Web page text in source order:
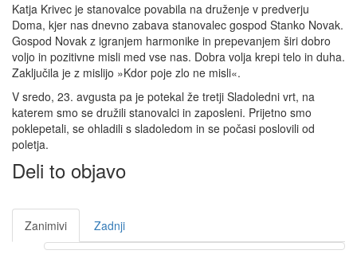
Katja Krivec je stanovalce povabila na druženje v predverju
Doma, kjer nas dnevno zabava stanovalec gospod Stanko Novak.
Gospod Novak z igranjem harmonike in prepevanjem širi dobro
voljo in pozitivne misli med vse nas. Dobra volja krepi telo in duha.
Zaključila je z mislijo »Kdor poje zlo ne misli«.
V sredo, 23. avgusta pa je potekal že tretji Sladoledni vrt, na
katerem smo se družili stanovalci in zaposleni. Prijetno smo
poklepetali, se ohladili s sladoledom in se počasi poslovili od
poletja.
Deli to objavo
Zanimivi Zadnji